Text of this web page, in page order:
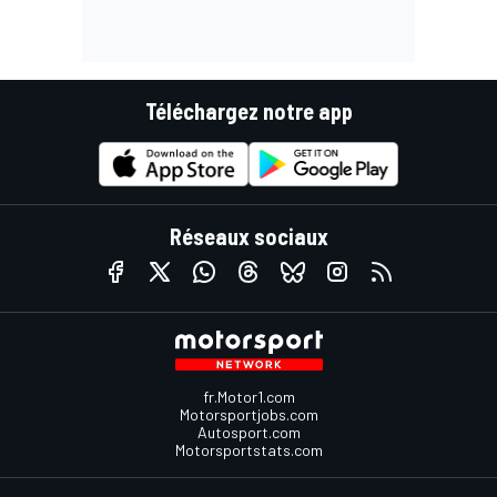
Téléchargez notre app
Réseaux sociaux
fr.Motor1.com
Motorsportjobs.com
Autosport.com
Motorsportstats.com